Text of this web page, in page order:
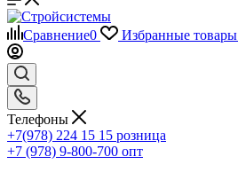
Сравнение0 Избранные товары
Телефоны
+7(978) 224 15 15 розница
+7 (978) 9-800-700 опт